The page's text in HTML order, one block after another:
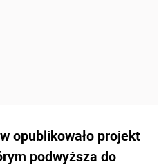
opublikowało projekt
podwyższa do